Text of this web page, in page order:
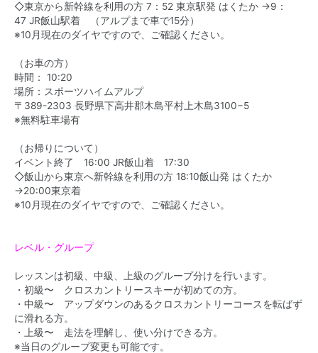
◇東京から新幹線を利用の方 7：52 東京駅発 はくたか →9：
47 JR飯山駅着 （アルプまで車で15分）
※10月現在のダイヤですので、ご確認ください。
（お車の方）
時間： 10:20
場所：スポーツハイムアルプ
〒389-2303 長野県下高井郡木島平村上木島3100−5
※無料駐車場有
（お帰りについて）
イベント終了 16:00 JR飯山着 17:30
◇飯山から東京へ新幹線を利用の方 18:10飯山発 はくたか
→20:00東京着
※10月現在のダイヤですので、ご確認ください。
レベル・グループ
レッスンは初級、中級、上級のグループ分けを行います。
・初級〜 クロスカントリースキーが初めての方。
・中級〜 アップダウンのあるクロスカントリーコースを転ばず
に滑れる方。
・上級〜 走法を理解し、使い分けできる方。
※当日のグループ変更も可能です。